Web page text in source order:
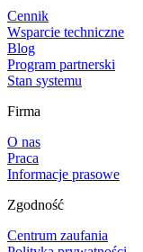
Cennik
Wsparcie techniczne
Blog
Program partnerski
Stan systemu
Firma
O nas
Praca
Informacje prasowe
Zgodność
Centrum zaufania